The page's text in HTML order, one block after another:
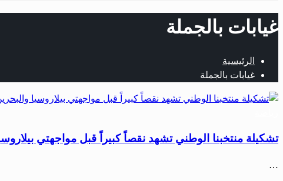
غيابات بالجملة
الرئيسية
غيابات بالجملة
تشكيلة منتخبنا الوطني تشهد نقصاً كبيراً قبل مواجهتي
…